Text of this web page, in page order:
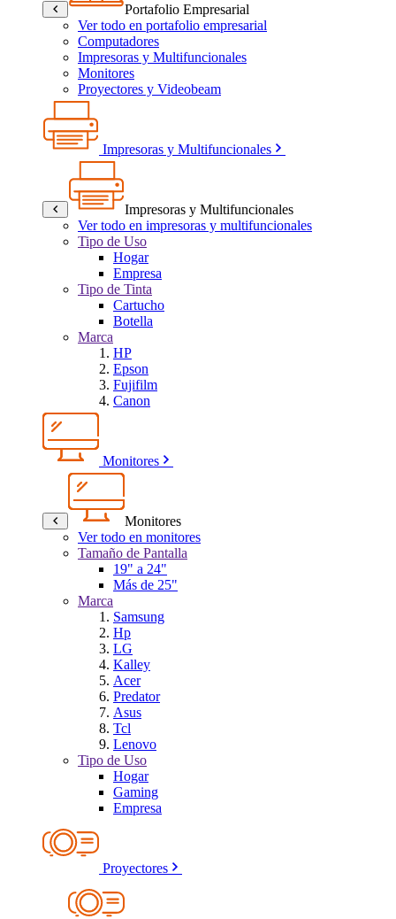
Portafolio Empresarial
Ver todo en portafolio empresarial
Computadores
Impresoras y Multifuncionales
Monitores
Proyectores y Videobeam
Impresoras y Multifuncionales
Impresoras y Multifuncionales
Ver todo en impresoras y multifuncionales
Tipo de Uso
Hogar
Empresa
Tipo de Tinta
Cartucho
Botella
Marca
HP
Epson
Fujifilm
Canon
Monitores
Monitores
Ver todo en monitores
Tamaño de Pantalla
19" a 24"
Más de 25"
Marca
Samsung
Hp
LG
Kalley
Acer
Predator
Asus
Tcl
Lenovo
Tipo de Uso
Hogar
Gaming
Empresa
Proyectores